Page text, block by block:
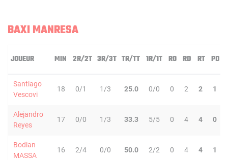
BAXI MANRESA
JOUEUR MIN 2R/2T 3R/3T TR/TT 1R/1T RO RD RT PD
Santiago
Vescovi
18 0/1 1/3 25.0 0/0 0 2 2 1
Alejandro
Reyes
17 0/0 1/3 33.3 5/5 0 4 4 0
Bodian
MASSA
16 2/4 0/0 50.0 2/2 0 4 4 1